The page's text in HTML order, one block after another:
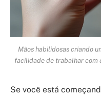
Mãos habilidosas criando
facilidade de trabalhar com
Se você está